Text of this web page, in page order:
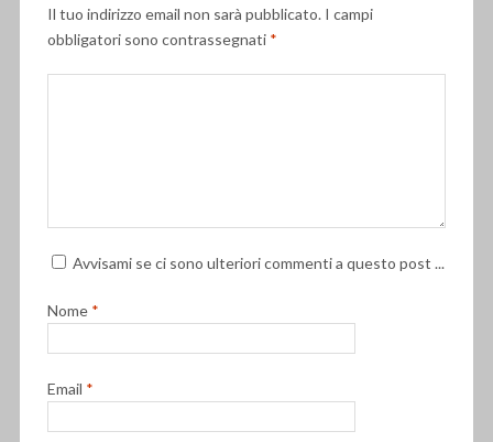
Il tuo indirizzo email non sarà pubblicato. I campi
obbligatori sono contrassegnati *
Avvisami se ci sono ulteriori commenti a questo post ...
Nome *
Email *